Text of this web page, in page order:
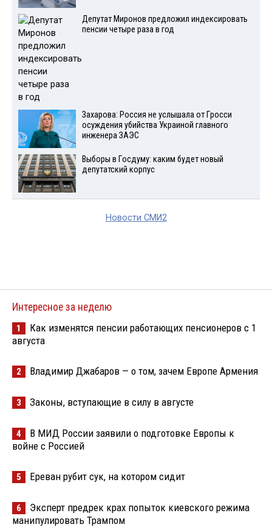
Депутат Миронов предложил индексировать
пенсии четыре раза в год
Захарова: Россия не услышала от Гросси
осуждения убийства Украиной главного
инженера ЗАЭС
Выборы в Госдуму: каким будет новый
депутатский корпус
Новости СМИ2
Интересное за неделю
1
Как изменятся пенсии работающих пенсионеров с 1
августа
2 Владимир Джабаров — о том, зачем Европе Армения
3 Законы, вступающие в силу в августе
4
В МИД России заявили о подготовке Европы к
войне с Россией
5 Ереван рубит сук, на котором сидит
6
Эксперт предрек крах попыток киевского режима
манипулировать Трампом